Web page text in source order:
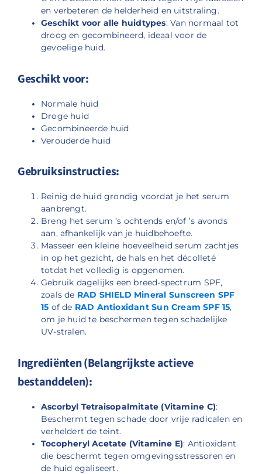
en verbeteren de helderheid en uitstraling.
Geschikt voor alle huidtypes: Van normaal tot
droog en gecombineerd, ideaal voor de
gevoelige huid.
Geschikt voor:
Normale huid
Droge huid
Gecombineerde huid
Verouderde huid
Gebruiksinstructies:
Reinig de huid grondig voordat je het serum
aanbrengt.
Breng het serum ’s ochtends en/of ’s avonds
aan, afhankelijk van je huidbehoefte.
Masseer een kleine hoeveelheid serum zachtjes
in op het gezicht, de hals en het décolleté
totdat het volledig is opgenomen.
Gebruik dagelijks een breed-spectrum SPF,
zoals de RAD SHIELD Mineral Sunscreen SPF
15 of de RAD Antioxidant Sun Cream SPF 15,
om je huid te beschermen tegen schadelijke
UV-stralen.
Ingrediënten (Belangrijkste actieve
bestanddelen):
Ascorbyl Tetraisopalmitate (Vitamine C):
Beschermt tegen schade door vrije radicalen en
verheldert de teint.
Tocopheryl Acetate (Vitamine E): Antioxidant
die beschermt tegen omgevingsstressoren en
de huid egaliseert.